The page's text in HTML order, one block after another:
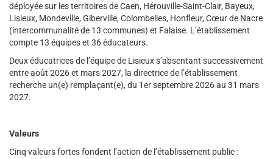
déployée sur les territoires de Caen, Hérouville-Saint-Clair, Bayeux,
Lisieux, Mondeville, Giberville, Colombelles, Honfleur, Cœur de Nacre
(intercommunalité de 13 communes) et Falaise. L’établissement
compte 13 équipes et 36 éducateurs.
Deux éducatrices de l’équipe de Lisieux s’absentant successivement
entre août 2026 et mars 2027, la directrice de l’établissement
recherche un(e) remplaçant(e), du 1er septembre 2026 au 31 mars
2027.
Valeurs
Cinq valeurs fortes fondent l’action de l’établissement public :